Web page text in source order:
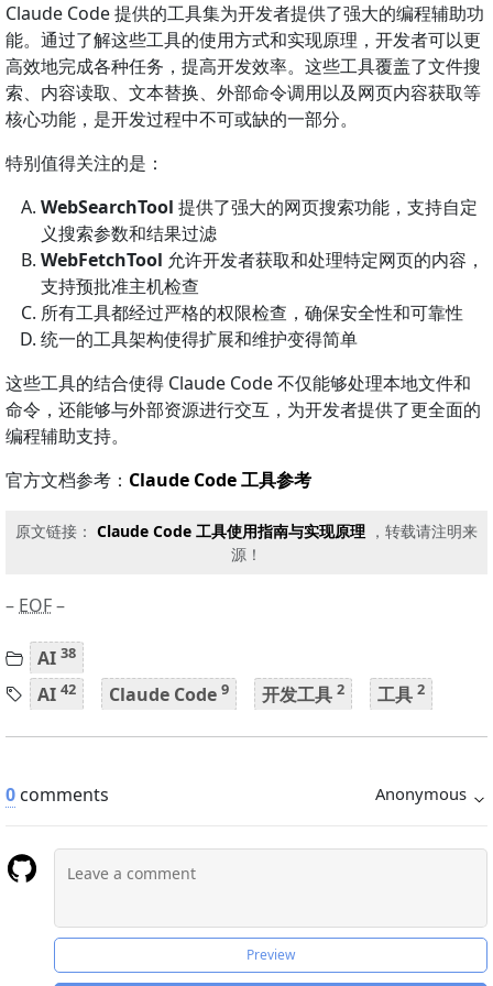
Claude Code 提供的工具集为开发者提供了强大的编程辅助功
能。通过了解这些工具的使用方式和实现原理，开发者可以更
高效地完成各种任务，提高开发效率。这些工具覆盖了文件搜
索、内容读取、文本替换、外部命令调用以及网页内容获取等
核心功能，是开发过程中不可或缺的一部分。
特别值得关注的是：
WebSearchTool 提供了强大的网页搜索功能，支持自定
义搜索参数和结果过滤
WebFetchTool 允许开发者获取和处理特定网页的内容，
支持预批准主机检查
所有工具都经过严格的权限检查，确保安全性和可靠性
统一的工具架构使得扩展和维护变得简单
这些工具的结合使得 Claude Code 不仅能够处理本地文件和
命令，还能够与外部资源进行交互，为开发者提供了更全面的
编程辅助支持。
官方文档参考： Claude Code 工具参考
原文链接： Claude Code 工具使用指南与实现原理 ，转载请注明来
源！
–EOF–
AI 38
AI 42 Claude Code 9 开发工具 2 工具 2
0 comments Anonymous
Preview